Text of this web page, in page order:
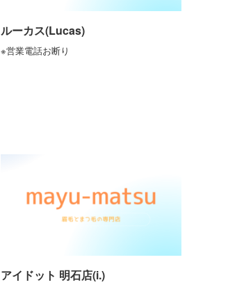
ルーカス(Lucas)
※営業電話お断り
アイドット 明石店(i.)